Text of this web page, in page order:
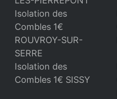
Isolation des
Combles 1€
ROUVROY-SUR-
SERRE
Isolation des
Combles 1€ SISSY